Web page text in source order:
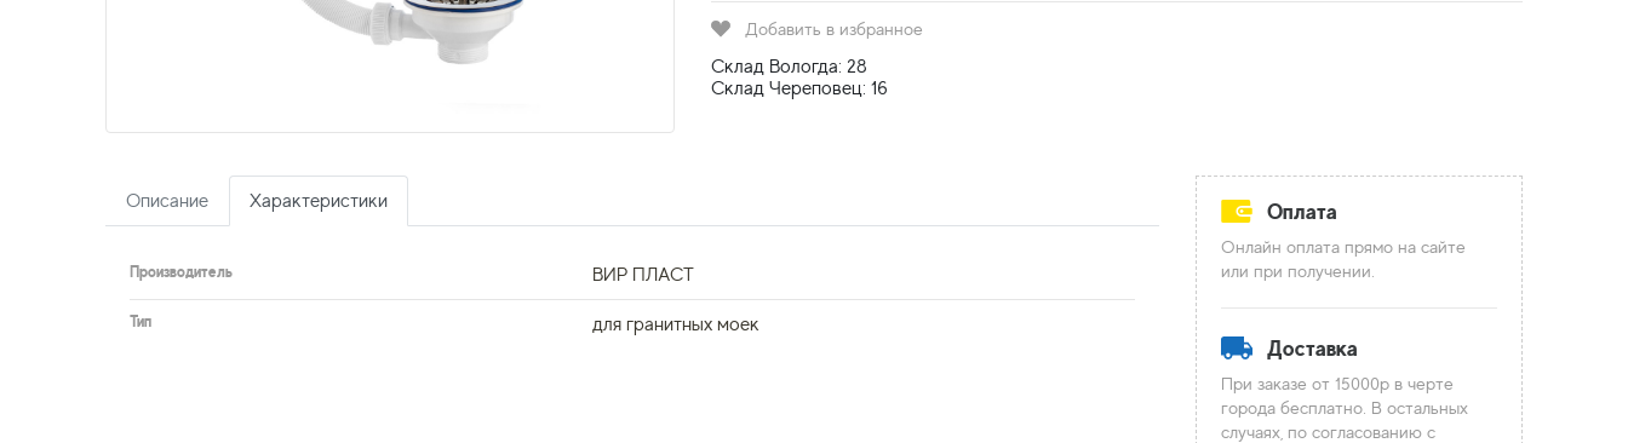
Добавить в избранное
Склад Вологда: 28
Склад Череповец: 16
Описание Характеристики
Производитель ВИР ПЛАСТ
Тип для гранитных моек
Оплата
Онлайн оплата прямо на сайте
или при получении.
Доставка
При заказе от 15000р в черте
города бесплатно. В остальных
случаях, по согласованию с